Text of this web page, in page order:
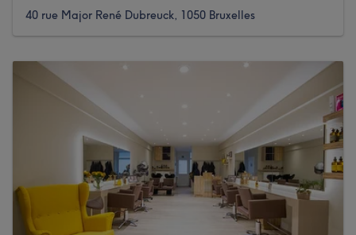
40 rue Major René Dubreuck, 1050 Bruxelles